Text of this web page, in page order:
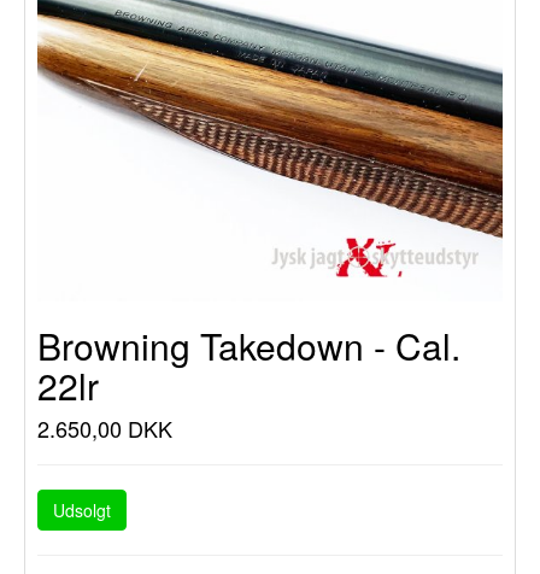
Browning Takedown - Cal.
22lr
2.650,00 DKK
Udsolgt